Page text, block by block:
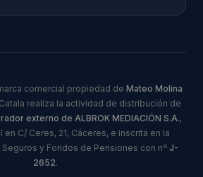
comercial propiedad de Mateo Molina
realiza la actividad de distribución de
externo de ALBROK MEDIACIÓN S.A.,
C/ Ceres, 21, Cáceres, e inscrita en la
y Fondos de Pensiones con nº J-
2652.